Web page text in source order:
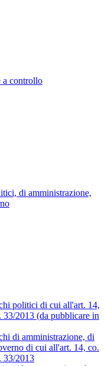
a controllo
di amministrazione,
politici di cui all'art. 14,
33/2013 (da pubblicare in
di amministrazione, di
di cui all'art. 14, co.
33/2013